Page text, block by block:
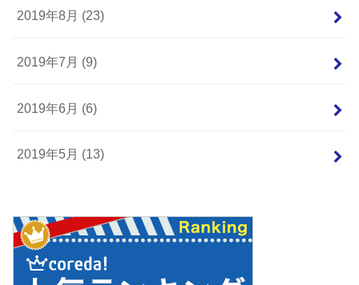
2019年8月 (23)
2019年7月 (9)
2019年6月 (6)
2019年5月 (13)